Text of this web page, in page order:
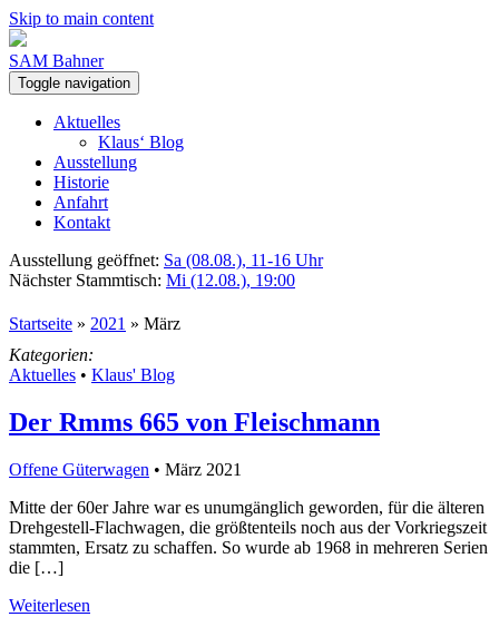
Skip to main content
SAM Bahner
Toggle navigation
Aktuelles
Klaus‘ Blog
Ausstellung
Historie
Anfahrt
Kontakt
Ausstellung geöffnet: Sa (08.08.), 11-16 Uhr
Nächster Stammtisch: Mi (12.08.), 19:00
Startseite » 2021 » März
Kategorien:
Aktuelles • Klaus' Blog
Der Rmms 665 von Fleischmann
Offene Güterwagen • März 2021
Mitte der 60er Jahre war es unumgänglich geworden, für die älteren
Drehgestell-Flachwagen, die größtenteils noch aus der Vorkriegszeit
stammten, Ersatz zu schaffen. So wurde ab 1968 in mehreren Serien
die […]
Weiterlesen